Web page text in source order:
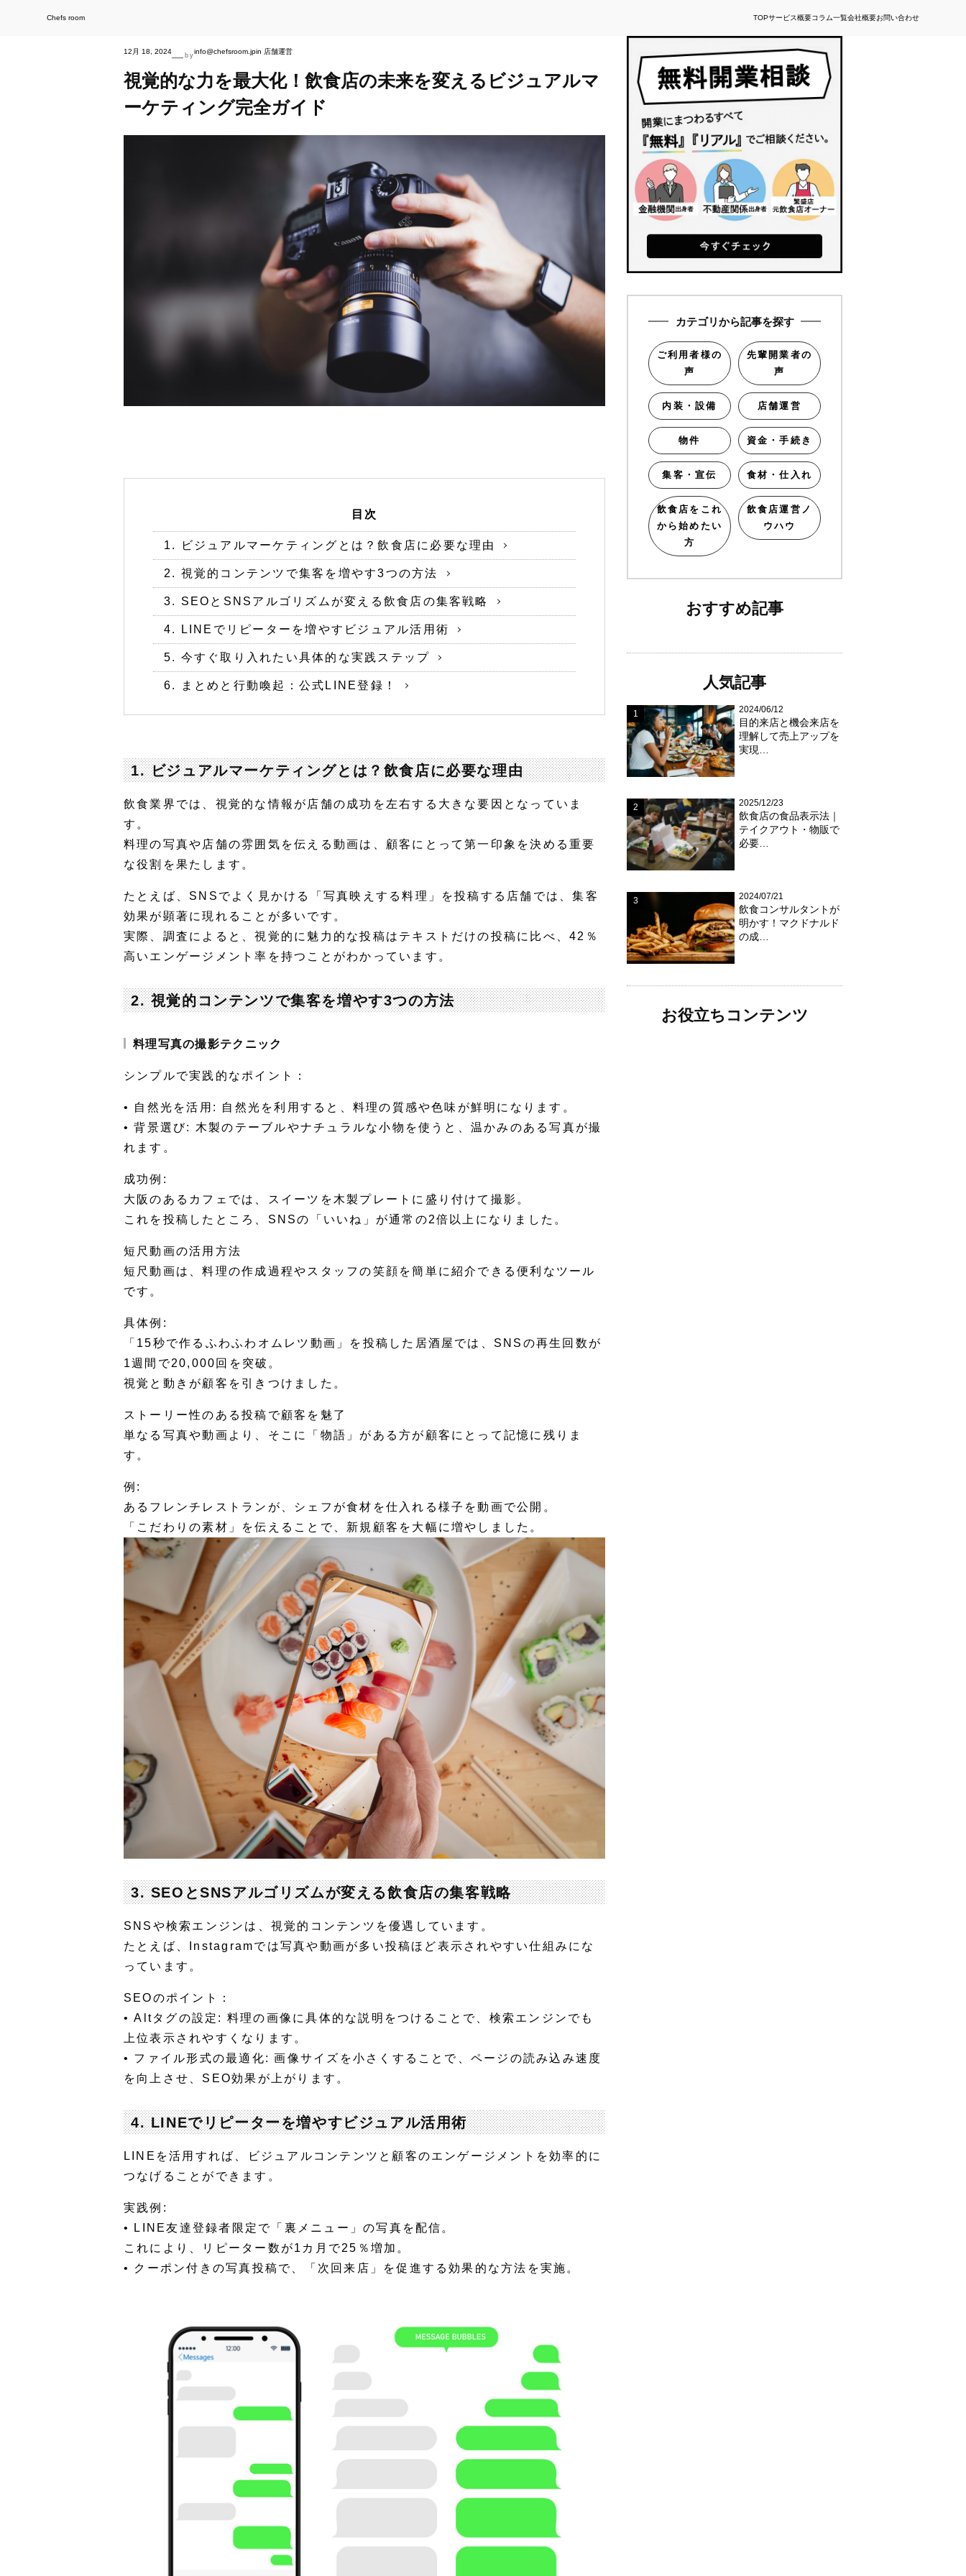
Chefs room TOPサービス概要コラム一覧会社概要お問い合わせ
12月 18, 2024—byinfo@chefsroom.jpin 店舗運営
視覚的な力を最大化！飲食店の未来を変えるビジュアルマ
ーケティング完全ガイド
目次
1. ビジュアルマーケティングとは？飲食店に必要な理由
2. 視覚的コンテンツで集客を増やす3つの方法
3. SEOとSNSアルゴリズムが変える飲食店の集客戦略
4. LINEでリピーターを増やすビジュアル活用術
5. 今すぐ取り入れたい具体的な実践ステップ
6. まとめと行動喚起：公式LINE登録！
1. ビジュアルマーケティングとは？飲食店に必要な理由
飲食業界では、視覚的な情報が店舗の成功を左右する大きな要因となっていま
す。
料理の写真や店舗の雰囲気を伝える動画は、顧客にとって第一印象を決める重要
な役割を果たします。
たとえば、SNSでよく見かける「写真映えする料理」を投稿する店舗では、集客
効果が顕著に現れることが多いです。
実際、調査によると、視覚的に魅力的な投稿はテキストだけの投稿に比べ、42％
高いエンゲージメント率を持つことがわかっています。
2. 視覚的コンテンツで集客を増やす3つの方法
料理写真の撮影テクニック
シンプルで実践的なポイント：
• 自然光を活用 : 自然光を利用すると、料理の質感や色味が鮮明になります。
•背景選び: 木製のテーブルやナチュラルな小物を使うと、温かみのある写真が撮
れます。
成功例:
大阪のあるカフェでは、スイーツを木製プレートに盛り付けて撮影。
これを投稿したところ、SNSの「いいね」が通常の2倍以上になりました。
短尺動画の活用方法
短尺動画は、料理の作成過程やスタッフの笑顔を簡単に紹介できる便利なツール
です。
具体例:
「15秒で作るふわふわオムレツ動画」を投稿した居酒屋では、SNSの再生回数が
1週間で20,000回を突破。
視覚と動きが顧客を引きつけました。
ストーリー性のある投稿で顧客を魅了
単なる写真や動画より、そこに「物語」がある方が顧客にとって記憶に残りま
す。
例:
あるフレンチレストランが、シェフが食材を仕入れる様子を動画で公開。
「こだわりの素材」を伝えることで、新規顧客を大幅に増やしました。
3. SEOとSNSアルゴリズムが変える飲食店の集客戦略
SNSや検索エンジンは、視覚的コンテンツを優遇しています。
たとえば、Instagramでは写真や動画が多い投稿ほど表示されやすい仕組みにな
っています。
SEOのポイント：
•Altタグの設定 : 料理の画像に具体的な説明をつけることで、検索エンジンでも
上位表示されやすくなります。
• ファイル形式の最適化: 画像サイズを小さくすることで、ページの読み込み速度
を向上させ、SEO効果が上がります。
4. LINEでリピーターを増やすビジュアル活用術
LINEを活用すれば、ビジュアルコンテンツと顧客のエンゲージメントを効率的に
つなげることができます。
実践例:
• LINE友達登録者限定で「裏メニュー」の写真を配信。
これにより、リピーター数が1カ月で25％増加。
• クーポン付きの写真投稿で、「次回来店」を促進する効果的な方法を実施。
カテゴリから記事を探す
ご利用者様の
声
先輩開業者の
声
内装・設備 店舗運営
物件 資金・手続き
集客・宣伝 食材・仕入れ
飲食店をこれ
から始めたい
方
飲食店運営ノ
ウハウ
おすすめ記事
人気記事
2024/06/12
目的来店と機会来店を
理解して売上アップを
実現…
2025/12/23
飲食店の食品表示法｜
テイクアウト・物販で
必要…
2024/07/21
飲食コンサルタントが
明かす！マクドナルド
の成…
お役立ちコンテンツ